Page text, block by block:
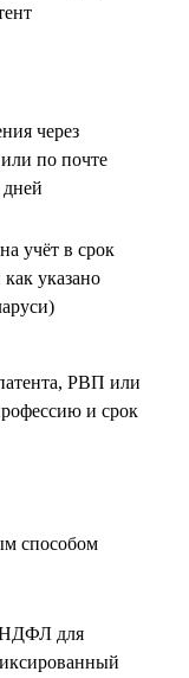
через
по почте
дней
учёт в срок
указано
РВП или
и срок
способом
НДФЛ для